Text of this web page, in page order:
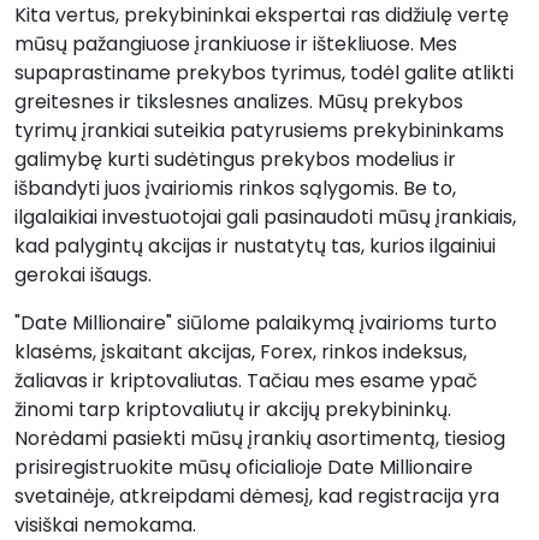
Kita vertus, prekybininkai ekspertai ras didžiulę vertę
mūsų pažangiuose įrankiuose ir ištekliuose. Mes
supaprastiname prekybos tyrimus, todėl galite atlikti
greitesnes ir tikslesnes analizes. Mūsų prekybos
tyrimų įrankiai suteikia patyrusiems prekybininkams
galimybę kurti sudėtingus prekybos modelius ir
išbandyti juos įvairiomis rinkos sąlygomis. Be to,
ilgalaikiai investuotojai gali pasinaudoti mūsų įrankiais,
kad palygintų akcijas ir nustatytų tas, kurios ilgainiui
gerokai išaugs.
"Date Millionaire" siūlome palaikymą įvairioms turto
klasėms, įskaitant akcijas, Forex, rinkos indeksus,
žaliavas ir kriptovaliutas. Tačiau mes esame ypač
žinomi tarp kriptovaliutų ir akcijų prekybininkų.
Norėdami pasiekti mūsų įrankių asortimentą, tiesiog
prisiregistruokite mūsų oficialioje Date Millionaire
svetainėje, atkreipdami dėmesį, kad registracija yra
visiškai nemokama.